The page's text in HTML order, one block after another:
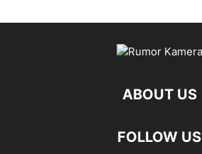
ABOUT US
FOLLOW US